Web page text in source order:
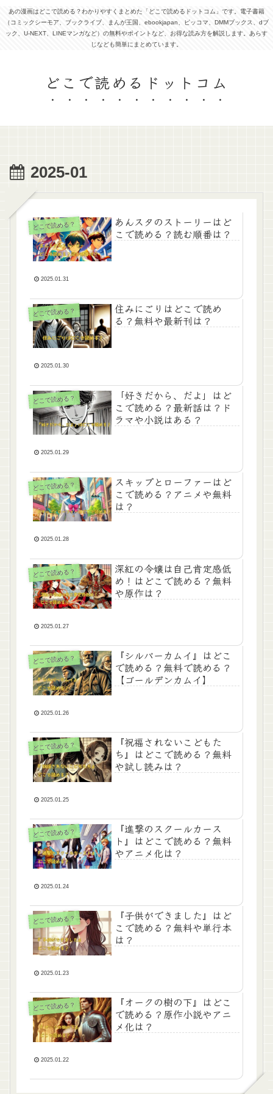
あの漫画はどこで読める？わかりやすくまとめた「どこで読めるドットコム」です。電子書籍
（コミックシーモア、ブックライブ、まんが王国、ebookjapan、ピッコマ、DMMブックス、dブ
ック、U-NEXT、LINEマンガなど）の無料やポイントなど、お得な読み方を解説します。あらす
じなども簡単にまとめています。
どこで読めるドットコム
2025-01
どこで読める？
あんスタのストーリーはど
こで読める？読む順番は？
2025.01.31
どこで読める？
住みにごりはどこで読め
る？無料や最新刊は？
2025.01.30
どこで読める？
「好きだから、だよ」はど
こで読める？最新話は？ド
ラマや小説はある？
2025.01.29
どこで読める？
スキップとローファーはど
こで読める？アニメや無料
は？
2025.01.28
どこで読める？
深紅の令嬢は自己肯定感低
め！はどこで読める？無料
や原作は？
2025.01.27
どこで読める？
『シルバーカムイ』はどこ
で読める？無料で読める？
【ゴールデンカムイ】
2025.01.26
どこで読める？
『祝福されないこどもた
ち』はどこで読める？無料
や試し読みは？
2025.01.25
どこで読める？
『進撃のスクールカース
ト』はどこで読める？無料
やアニメ化は？
2025.01.24
どこで読める？
『子供ができました』はど
こで読める？無料や単行本
は？
2025.01.23
どこで読める？
『オークの樹の下』はどこ
で読める？原作小説やアニ
メ化は？
2025.01.22